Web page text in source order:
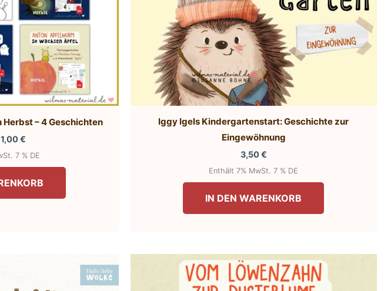
– 4 Geschichten
€
€
ist:
11,00 €.
7 % DE
Iggy Igels Kindergartenstart: Geschichte zur
Eingewöhnung
3,50€
Enthält 7% MwSt. 7 % DE
IN DEN WARENKORB